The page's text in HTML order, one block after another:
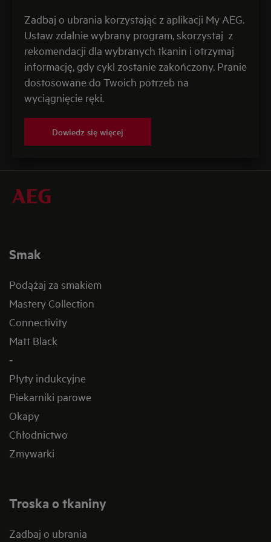
Zadbaj o ubrania korzystając z aplikacji My AEG.
Ustaw zdalnie wybrany program, skorzystaj z
rekomendacji dla wybranych tkanin i otrzymaj
informację, gdy cykl zostanie zakończony. Pranie
dostosowane do Twoich potrzeb na
wyciągnięcie ręki.
Dowiedz się więcej
Smak
Podążaj za smakiem
Mastery Collection
Connectivity
Matt Black
-
Płyty indukcyjne
Piekarniki parowe
Okapy
Chłodnictwo
Zmywarki
Troska o tkaniny
Zadbaj o ubrania